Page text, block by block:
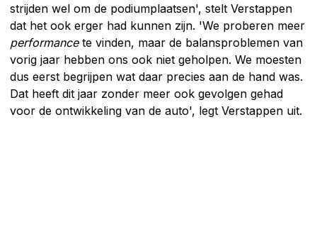
strijden wel om de podiumplaatsen', stelt Verstappen
dat het ook erger had kunnen zijn. 'We proberen meer
performancete vinden, maar de balansproblemen van
vorig jaar hebben ons ook niet geholpen. We moesten
dus eerst begrijpen wat daar precies aan de hand was.
Dat heeft dit jaar zonder meer ook gevolgen gehad
voor de ontwikkeling van de auto', legt Verstappen uit.